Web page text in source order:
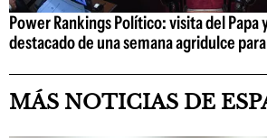
Power Rankings Político: visita del Papa
destacado de una semana agridulce
MÁS NOTICIAS DE